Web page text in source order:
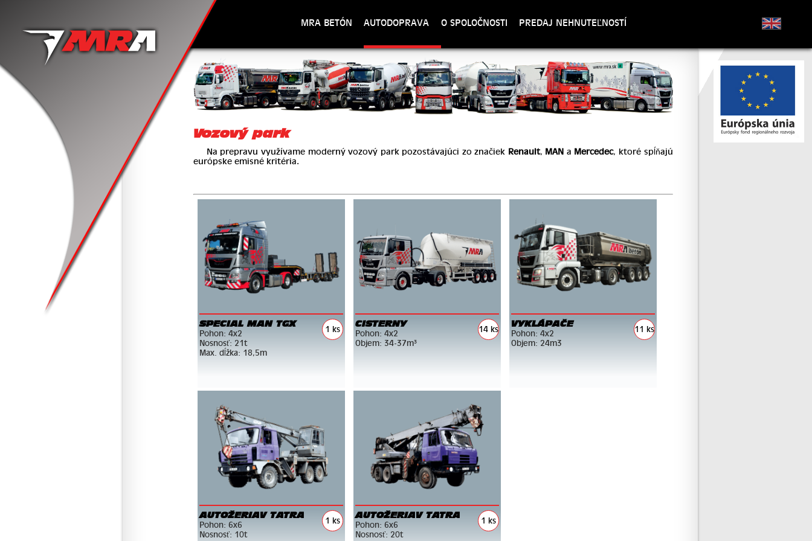
MRA BETÓN AUTODOPRAVA O SPOLOČNOSTI PREDAJ NEHNUTEĽNOSTÍ
Vozový park
Na prepravu využívame moderný vozový park pozostávajúci zo značiek Renault, MAN a Mercedec, ktoré spĺňajú
európske emisné kritéria.
1 ks
SPECIAL MAN TGX
Pohon: 4x2
Nosnosť: 21t
Max. dĺžka: 18,5m
14 ks
CISTERNY
Pohon: 4x2
Objem: 34-37m³
11 ks
VYKLÁPAČE
Pohon: 4x2
Objem: 24m3
1 ks
AUTOŽERIAV TATRA
Pohon: 6x6
Nosnosť: 10t
1 ks
AUTOŽERIAV TATRA
Pohon: 6x6
Nosnosť: 20t